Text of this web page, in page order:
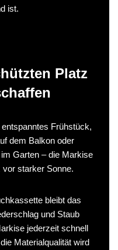
ist.
Platz
Frühstück,
dem Balkon oder
Garten – die Markise
vor starker Sonne.
bleibt das
und Staub
jederzeit schnell
Materialqualität wird